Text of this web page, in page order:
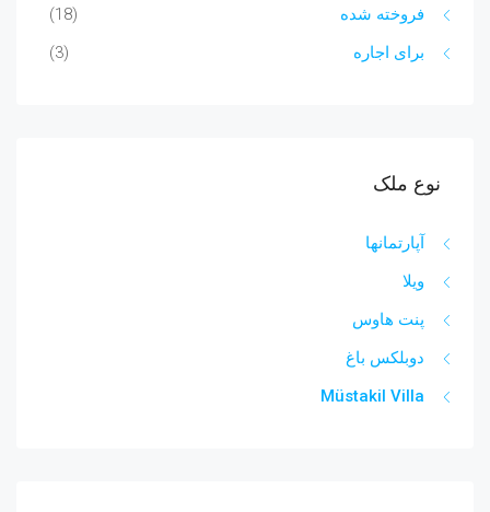
فروخته شده
(18)
برای اجاره
(3)
نوع ملک
آپارتمانها
ویلا
پنت هاوس
دوبلکس باغ
Müstakil Villa